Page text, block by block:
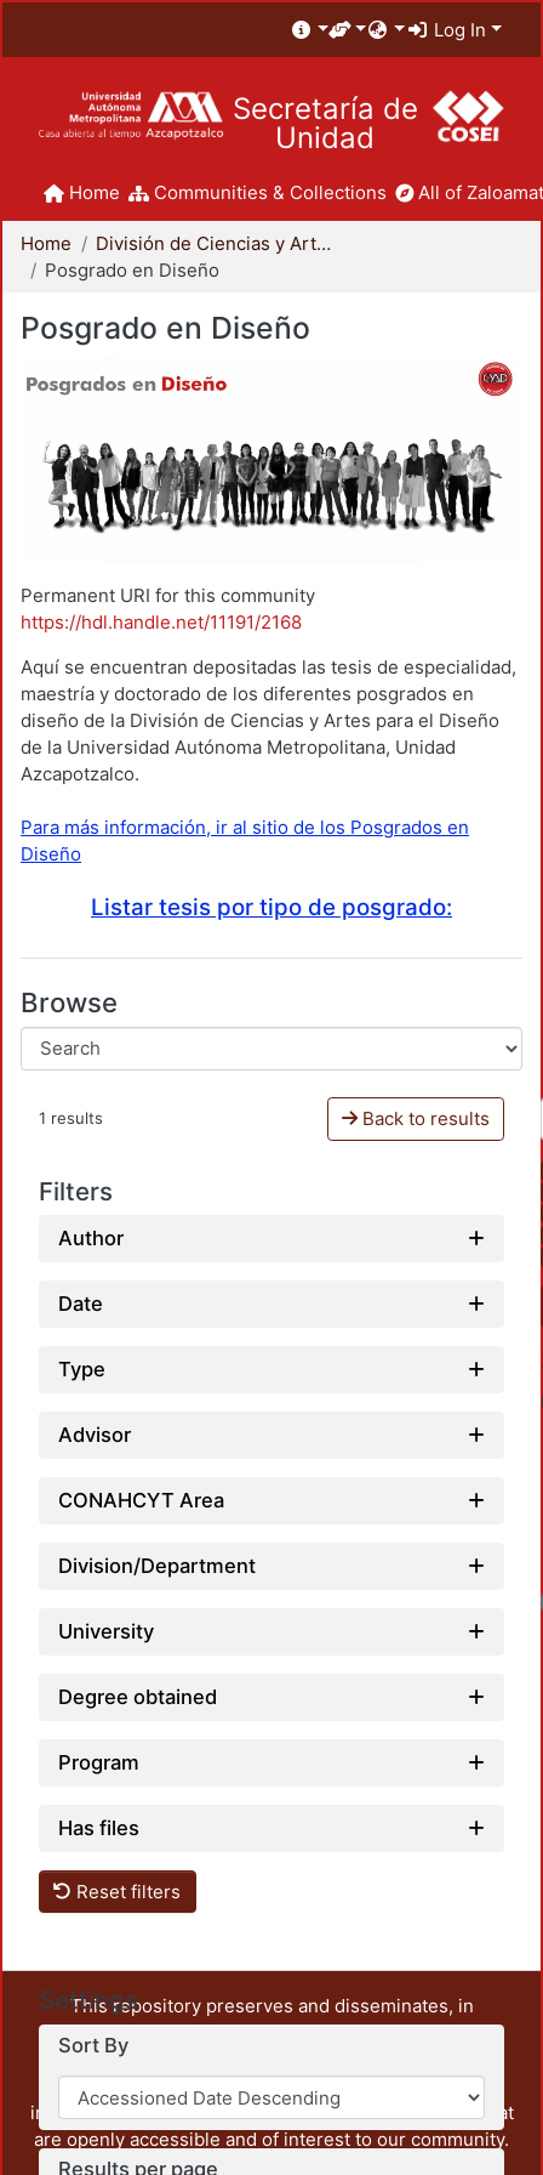
Log In
Secretaría de
Unidad
Home Communities & Collections All of
Home
División de Ciencias y Artes para el Diseño
Posgrado en Diseño
Posgrado en Diseño
Permanent URI for this community
https://hdl.handle.net/11191/2168
Aquí se encuentran depositadas las tesis de especialidad,
maestría y doctorado de los diferentes posgrados en
diseño de la División de Ciencias y Artes para el Diseño
de la Universidad Autónoma Metropolitana, Unidad
Azcapotzalco.
Para más información, ir al sitio de los Posgrados en
Diseño
Listar tesis por tipo de posgrado:
Browse
1 results Back to results
Filters
Author
Date
Type
Advisor
CONAHCYT Area
Division/Department
University
Degree obtained
Program
Has files
Reset filters
Settings
Sort By
Results per page
This repository preserves and disseminates, in
unrestricted open access, the teaching and research
output of UAM Azcapotzalco. It also includes some
administrative and graphic documents from the
institution, as well as content from other institutions that
are openly accessible and of interest to our community.